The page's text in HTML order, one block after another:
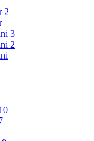
2
3
2